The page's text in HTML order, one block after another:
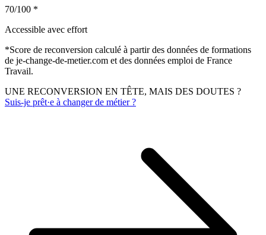
70/100 *
Accessible avec effort
*Score de reconversion calculé à partir des données de formations
de je-change-de-metier.com et des données emploi de France
Travail.
UNE RECONVERSION EN TÊTE, MAIS DES DOUTES ?
Suis-je prêt·e à changer de métier ?